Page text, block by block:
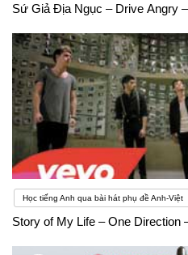
Sứ Giả Địa Ngục – Drive Angry
Học tiếng Anh qua bài hát phụ đề Anh-Việt
Story of My Life – One Direction